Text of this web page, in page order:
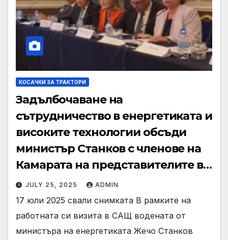
КОСАЧКИ ЗА ТРАКТОРИ
Задълбочаване на
сътрудничество в енергетиката и
високите технологии обсъди
министър Станков с членове на
Камарата на представителите в
Конгреса
JULY 25, 2025 ADMIN
17 юли 2025 свали снимката В рамките на
работната си визита в САЩ водената от
министъра на енергетиката Жечо Станков